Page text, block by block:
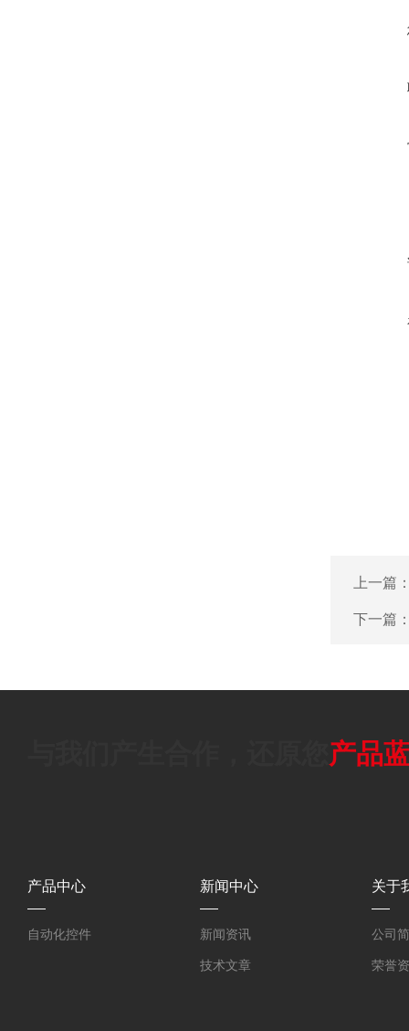
上一篇
下一篇
产品
产品中心
自动化控件
新闻中心
新闻资讯
技术文章
关于
公司
荣誉